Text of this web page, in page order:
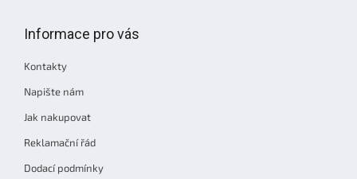
Informace pro vás
Kontakty
Napište nám
Jak nakupovat
Reklamační řád
Dodací podmínky